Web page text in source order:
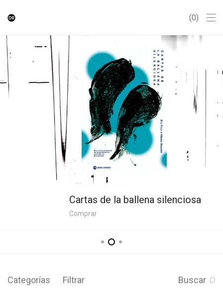
0
Cartas de la ballena silenciosa
Categorías Filtrar Buscar